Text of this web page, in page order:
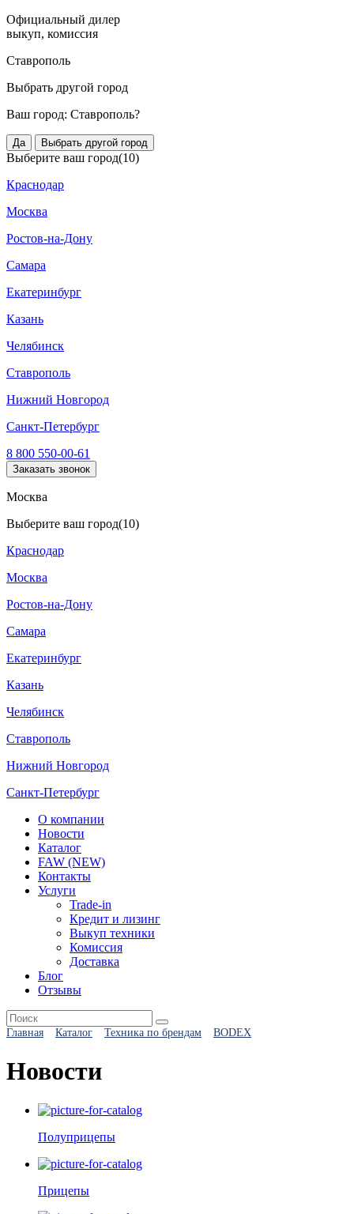
Официальный дилер
выкуп, комиссия
Ставрополь
Выбрать другой город
Ваш город: Ставрополь?
Да Выбрать другой город
Выберите ваш город(10)
Краснодар
Москва
Ростов-на-Дону
Самара
Екатеринбург
Казань
Челябинск
Ставрополь
Нижний Новгород
Санкт-Петербург
8 800 550-00-61
Заказать звонок
Москва
Выберите ваш город(10)
Краснодар
Москва
Ростов-на-Дону
Самара
Екатеринбург
Казань
Челябинск
Ставрополь
Нижний Новгород
Санкт-Петербург
О компании
Новости
Каталог
FAW (NEW)
Контакты
Услуги
Trade-in
Кредит и лизинг
Выкуп техники
Комиссия
Доставка
Блог
Отзывы
Главная Каталог Техника по брендам BODEX
Новости
Полуприцепы
Прицепы